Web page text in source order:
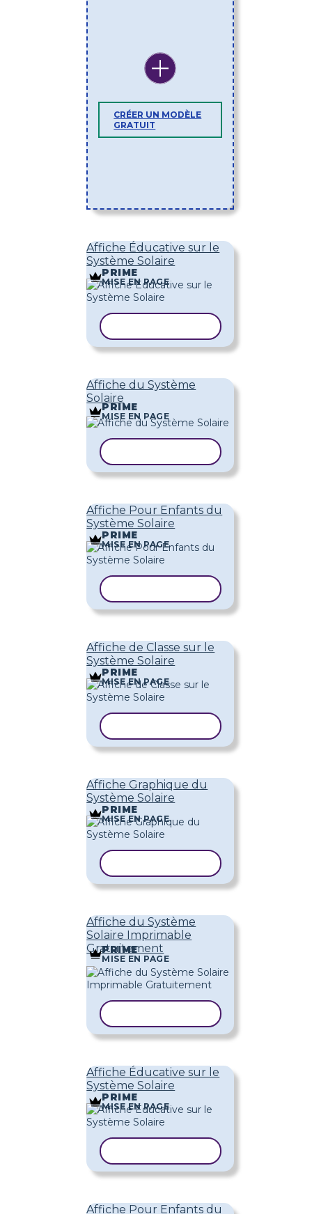
CRÉER UN MODÈLE
GRATUIT
Affiche Éducative sur le
Système Solaire
PRIME
MISE EN PAGE
Affiche du Système
Solaire
PRIME
MISE EN PAGE
Affiche Pour Enfants du
Système Solaire
PRIME
MISE EN PAGE
Affiche de Classe sur le
Système Solaire
PRIME
MISE EN PAGE
Affiche Graphique du
Système Solaire
PRIME
MISE EN PAGE
Affiche du Système
Solaire Imprimable
Gratuitement
PRIME
MISE EN PAGE
Affiche Éducative sur le
Système Solaire
PRIME
MISE EN PAGE
Affiche Pour Enfants du